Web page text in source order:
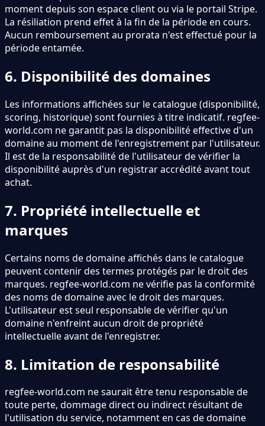
moment depuis son espace client ou via le portail Stripe.
La résiliation prend effet à la fin de la période en cours.
Aucun remboursement au prorata n'est effectué pour la
période entamée.
6. Disponibilité des domaines
Les informations affichées sur le catalogue (disponibilité,
scoring, historique) sont fournies à titre indicatif. regfee-
world.com ne garantit pas la disponibilité effective d'un
domaine au moment de l'enregistrement par l'utilisateur.
Il est de la responsabilité de l'utilisateur de vérifier la
disponibilité auprès d'un registrar accrédité avant tout
achat.
7. Propriété intellectuelle et
marques
Certains noms de domaine affichés dans le catalogue
peuvent contenir des termes protégés par le droit des
marques. regfee-world.com ne vérifie pas la conformité
des noms de domaine avec le droit des marques.
L'utilisateur est seul responsable de vérifier qu'un
domaine n'enfreint aucun droit de propriété
intellectuelle avant de l'enregistrer.
8. Limitation de responsabilité
regfee-world.com ne saurait être tenu responsable de
toute perte, dommage direct ou indirect résultant de
l'utilisation du service, notamment en cas de domaine